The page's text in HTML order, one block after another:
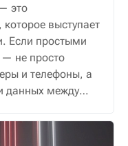
это
которое выступает
Если простыми
— не просто
и телефоны, а
данных между